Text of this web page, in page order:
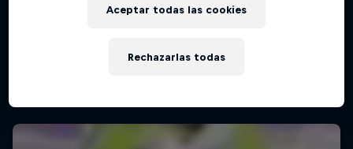
Rechazarlas todas
Aceptar todas las cookies